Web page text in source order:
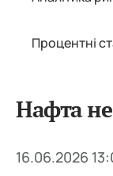
Процентні
Нафта не
16.06.2026